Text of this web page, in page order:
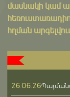
մասնակի կամ
հղման
26.06.26